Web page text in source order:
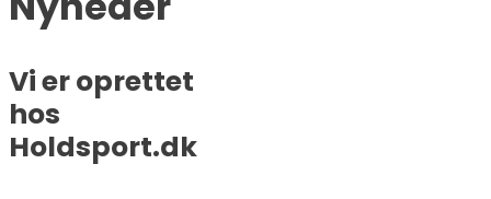
Vi er oprettet
hos
Holdsport.dk